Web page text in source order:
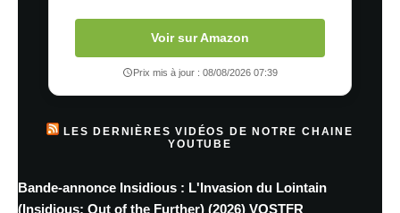
Voir sur Amazon
Prix mis à jour : 08/08/2026 07:39
LES DERNIÈRES VIDÉOS DE NOTRE CHAINE
YOUTUBE
Bande-annonce Insidious : L'Invasion du Lointain
(Insidious: Out of the Further) (2026) VOSTFR